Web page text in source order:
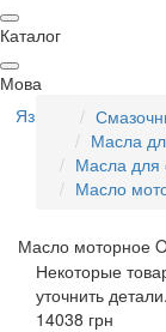
Каталог
Мова
Язык
Масла
Масла для
Масло
Масло моторное
Некоторые
уточнить детали.
14038 грн